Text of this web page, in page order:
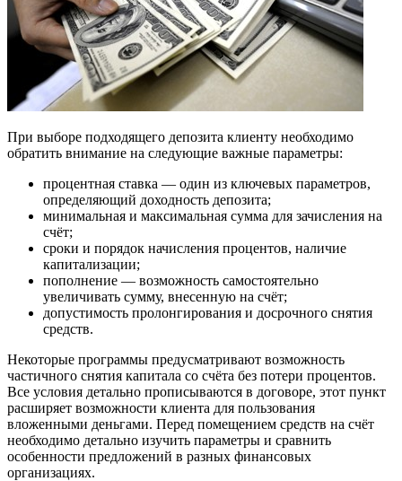
При выборе подходящего депозита клиенту необходимо
обратить внимание на следующие важные параметры:
процентная ставка — один из ключевых параметров,
определяющий доходность депозита;
минимальная и максимальная сумма для зачисления на
счёт;
сроки и порядок начисления процентов, наличие
капитализации;
пополнение — возможность самостоятельно
увеличивать сумму, внесенную на счёт;
допустимость пролонгирования и досрочного снятия
средств.
Некоторые программы предусматривают возможность
частичного снятия капитала со счёта без потери процентов.
Все условия детально прописываются в договоре, этот пункт
расширяет возможности клиента для пользования
вложенными деньгами. Перед помещением средств на счёт
необходимо детально изучить параметры и сравнить
особенности предложений в разных финансовых
организациях.